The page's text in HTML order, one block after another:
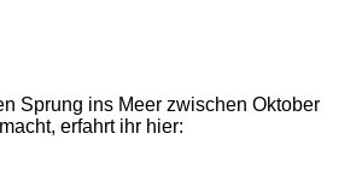
Sprung ins Meer zwischen Oktober
erfahrt ihr hier: